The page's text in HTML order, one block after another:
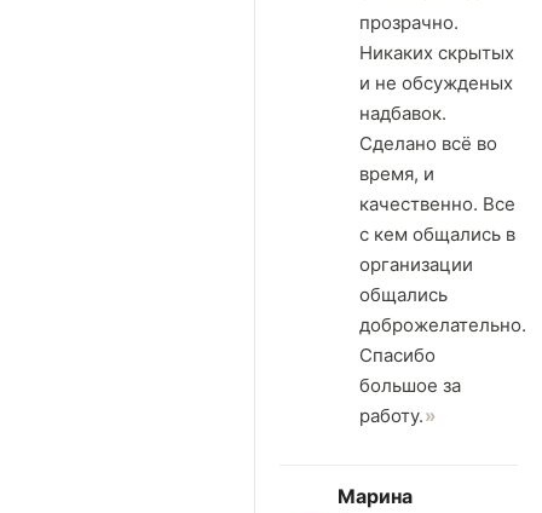
прозрачно.
Никаких скрытых
и не обсужденых
надбавок.
Сделано всё во
время, и
качественно. Все
с кем общались в
организации
общались
доброжелательно.
Спасибо
большое за
работу.
Марина